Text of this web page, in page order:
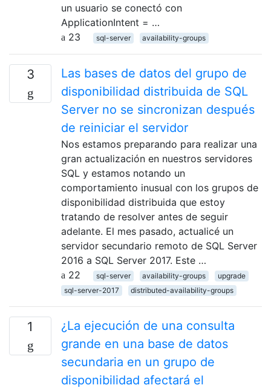
un usuario se conectó con
ApplicationIntent = …
23
sql-server availability-groups
3
Las bases de datos del grupo de
disponibilidad distribuida de SQL
Server no se sincronizan después
de reiniciar el servidor
Nos estamos preparando para realizar una
gran actualización en nuestros servidores
SQL y estamos notando un
comportamiento inusual con los grupos de
disponibilidad distribuida que estoy
tratando de resolver antes de seguir
adelante. El mes pasado, actualicé un
servidor secundario remoto de SQL Server
2016 a SQL Server 2017. Este …
22
sql-server availability-groups
upgrade
sql-server-2017
distributed-availability-groups
1
¿La ejecución de una consulta
grande en una base de datos
secundaria en un grupo de
disponibilidad afectará el